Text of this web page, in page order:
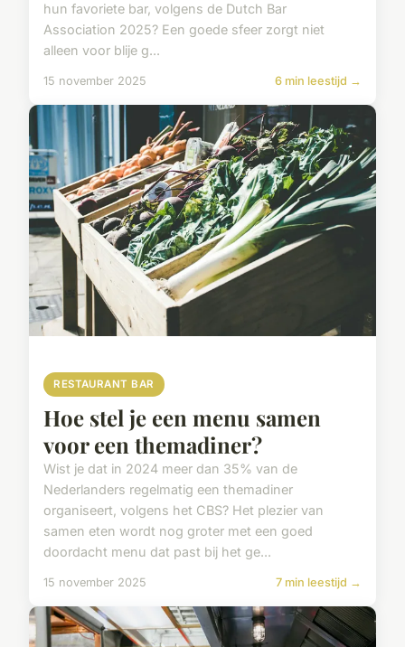
hun favoriete bar, volgens de Dutch Bar
Association 2025? Een goede sfeer zorgt niet
alleen voor blije g...
15 november 2025 6 min leestijd →
RESTAURANT BAR
Hoe stel je een menu samen
voor een themadiner?
Wist je dat in 2024 meer dan 35% van de
Nederlanders regelmatig een themadiner
organiseert, volgens het CBS? Het plezier van
samen eten wordt nog groter met een goed
doordacht menu dat past bij het ge...
15 november 2025 7 min leestijd →